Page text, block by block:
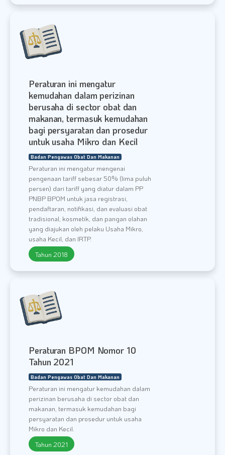
Peraturan ini mengatur
kemudahan dalam perizinan
berusaha di sector obat dan
makanan, termasuk kemudahan
bagi persyaratan dan prosedur
untuk usaha Mikro dan Kecil
Badan Pengawas Obat Dan Makanan
Peraturan ini mengatur mengenai
pengenaan tariff sebesar 50% (lima puluh
persen) dari tariff yang diatur dalam PP
PNBP BPOM untuk jasa registrasi,
pendaftaran, notifikasi, dan evaluasi obat
tradisional, kosmetik, dan pangan olahan
yang diajukan oleh pelaku Usaha Mikro,
usaha Kecil, dan IRTP.
Tahun 2018
Peraturan BPOM Nomor 10
Tahun 2021
Badan Pengawas Obat Dan Makanan
Peraturan ini mengatur kemudahan dalam
perizinan berusaha di sector obat dan
makanan, termasuk kemudahan bagi
persyaratan dan prosedur untuk usaha
Mikro dan Kecil.
Tahun 2021